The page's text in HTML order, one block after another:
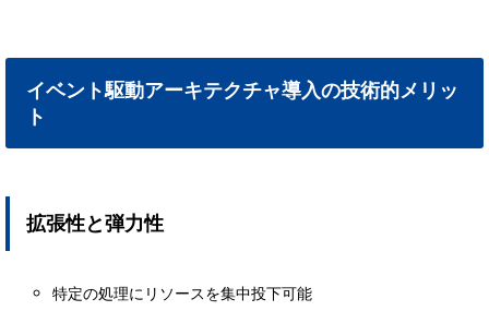
イベント駆動アーキテクチャ導入の技術的メリッ
ト
拡張性と弾力性
特定の処理にリソースを集中投下可能